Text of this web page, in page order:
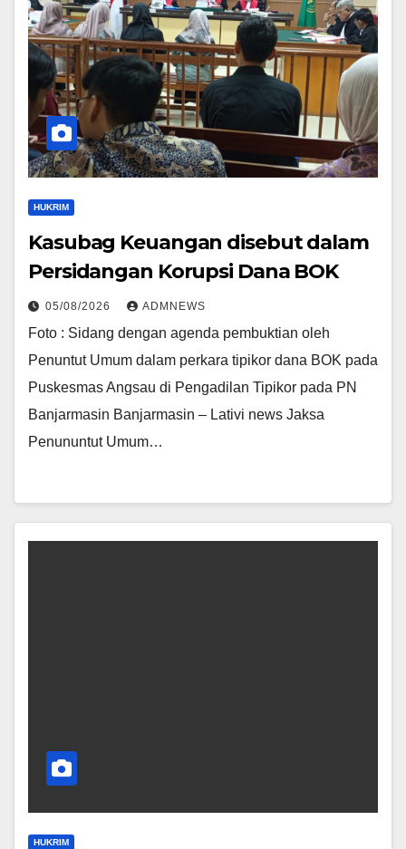
HUKRIM
Kasubag Keuangan disebut dalam
Persidangan Korupsi Dana BOK
05/08/2026 ADMNEWS
Foto : Sidang dengan agenda pembuktian oleh
Penuntut Umum dalam perkara tipikor dana BOK pada
Puskesmas Angsau di Pengadilan Tipikor pada PN
Banjarmasin Banjarmasin – Lativi news Jaksa
Penununtut Umum…
HUKRIM